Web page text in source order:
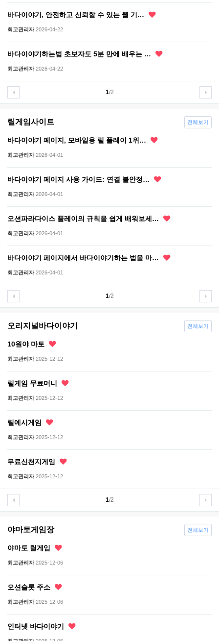
바다이야기, 안전하고 신뢰할 수 있는 웹 기…
최고관리자 2026-04-22
바다이야기하는법 초보자도 5분 만에 배우는 …
최고관리자 2026-04-22
1/2
릴게임사이트
바다이야기 페이지, 모바일용 릴 플레이 1위…
최고관리자 2026-04-01
바다이야기 페이지 사용 가이드: 연결 불안정…
최고관리자 2026-04-01
오션파라다이스 플레이의 규칙을 쉽게 배워보세…
최고관리자 2026-04-01
바다이야기 페이지에서 바다이야기하는 법을 마…
최고관리자 2026-04-01
1/2
전체보기
오리지널바다이야기
10원야 마토
최고관리자 2025-12-12
릴게임 무료머니
최고관리자 2025-12-12
릴예시게임
최고관리자 2025-12-12
무료신천지게임
최고관리자 2025-12-12
1/2
전체보기
야마토게임장
야마토 릴게임
최고관리자 2025-12-06
오션슬롯 주소
최고관리자 2025-12-06
인터넷 바다이야기
전체보기